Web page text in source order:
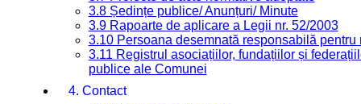
3.8 Ședințe publice/ Anunțuri/ Minute
3.9 Rapoarte de aplicare a Legii nr. 52/2003
3.10 Persoana desemnată responsabilă
3.11 Registrul asociațiilor, fundațiilor și
publice ale Comunei
4. Contact